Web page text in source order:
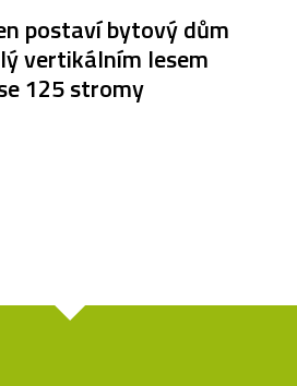
postaví bytový dům
vertikálním lesem
125 stromy